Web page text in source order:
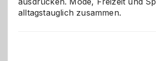
alltagstauglich zusammen.